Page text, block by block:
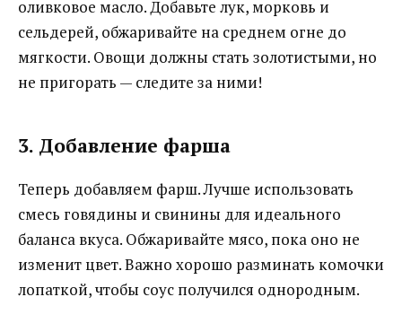
оливковое масло. Добавьте лук, морковь и
сельдерей, обжаривайте на среднем огне до
мягкости. Овощи должны стать золотистыми, но
не пригорать — следите за ними!
3. Добавление фарша
Теперь добавляем фарш. Лучше использовать
смесь говядины и свинины для идеального
баланса вкуса. Обжаривайте мясо, пока оно не
изменит цвет. Важно хорошо разминать комочки
лопаткой, чтобы соус получился однородным.